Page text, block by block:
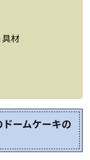
材
ドームケーキの